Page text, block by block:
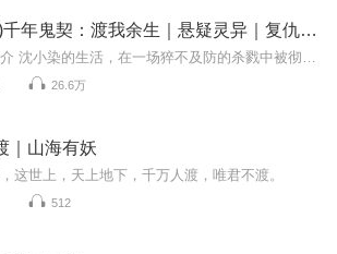
(免费)千年鬼契：渡我余生｜悬疑灵异｜复仇｜大女主｜人鬼恋情｜鬼契｜重生｜救赎
26.6万
｜山海有妖
这世上，天上地下，千万人渡，唯君不渡。
512